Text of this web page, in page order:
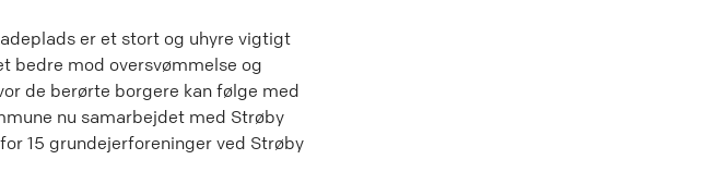
er et stort og uhyre vigtigt
bedre mod oversvømmelse og
de berørte borgere kan følge med
nu samarbejdet med Strøby
15 grundejerforeninger ved Strøby